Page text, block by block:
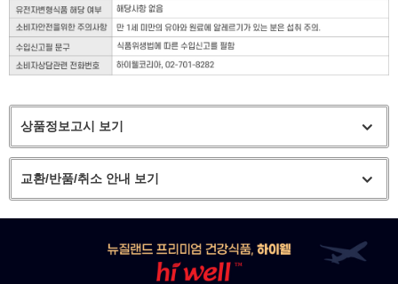
상품정보고시 보기
교환/반품/취소 안내 보기